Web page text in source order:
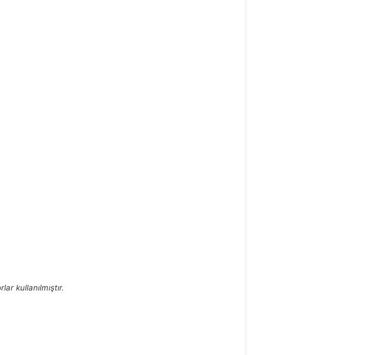
kullanılmıştır.